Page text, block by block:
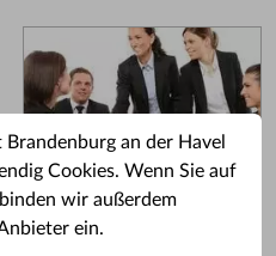
an der Havel
Cookies. Wenn Sie auf
wir außerdem
ein.